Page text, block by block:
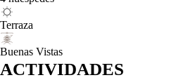
Terraza
Buenas Vistas
ACTIVIDADES